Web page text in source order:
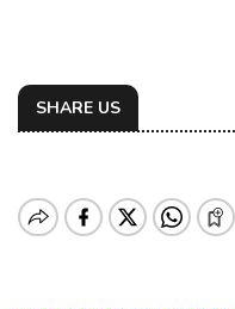
SHARE US